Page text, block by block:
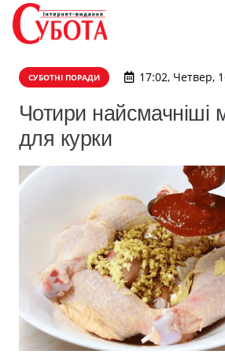
СУБОТНІ ПОРАДИ 17:02, Четвер,
Чотири найсмачніші
для курки